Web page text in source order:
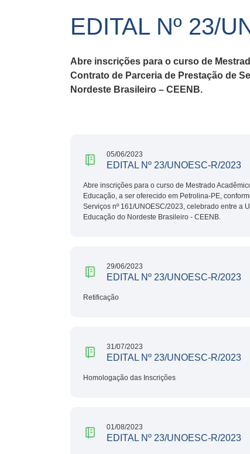
EDITAL Nº 23/
Abre inscrições para o curso de
Contrato de Parceria de Prestação de
Nordeste Brasileiro – CEENB.
05/06/2023
EDITAL Nº 23/UNOESC-R/2023
Abre inscrições para o curso de Mestrado
Educação, a ser oferecido em Petrolina-PE,
Serviços nº 161/UNOESC/2023, celebrado entre a
Educação do Nordeste Brasileiro - CEENB.
29/06/2023
EDITAL Nº 23/UNOESC-R/2023
Retificação
31/07/2023
EDITAL Nº 23/UNOESC-R/2023
Homologação das Inscrições
01/08/2023
EDITAL Nº 23/UNOESC-R/2023